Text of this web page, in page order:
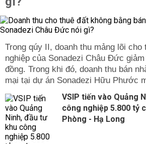
Trong qúy II, doanh thu mảng lõi cho
nghiệp của Sonadezi Châu Đức
đồng. Trong khi đó, doanh thu bán
mại tại dự án Sonadezi Hữu Phước
VSIP tiến vào Quảng
công nghiệp 5.800 tỷ
Phòng - Hạ Long